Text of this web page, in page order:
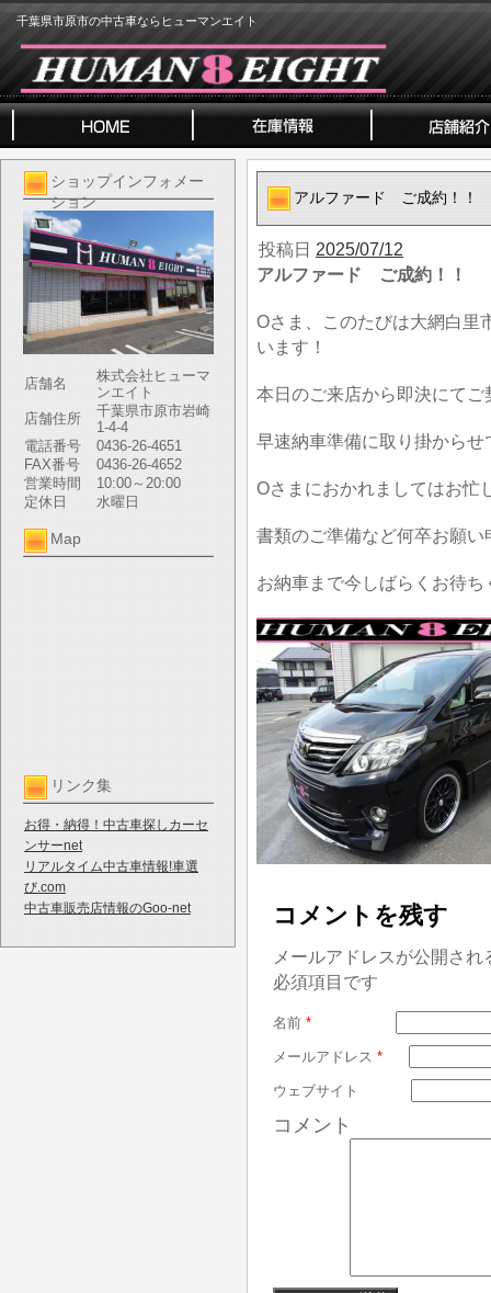
千葉県市原市の中古車ならヒューマンエイト
ショップインフォメー
ション
店舗名
株式会社ヒューマ
ンエイト
店舗住所
千葉県市原市岩崎
1-4-4
電話番号
0436-26-4651
FAX番号
0436-26-4652
営業時間
10:00～20:00
定休日
水曜日
Map
リンク集
お得・納得！中古車探しカーセ
ンサーnet
リアルタイム中古車情報!車選
び.com
中古車販売店情報のGoo-net
アルファード ご成約！！
投稿日 2025/07/12
アルファード ご成約！！
Oさま、このたびは大網白里
います！
本日のご来店から即決にて
早速納車準備に取り掛からせ
Oさまにおかれましてはお忙
書類のご準備など何卒お願い
お納車まで今しばらくお待ち
コメントを残す
メールアドレスが公開さ
必須項目です
名前 *
メールアドレス *
ウェブサイト
コメント